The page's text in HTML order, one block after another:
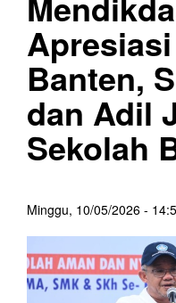
Banten,
dan Adil
Sekolah
Minggu, 10/05/2026 -